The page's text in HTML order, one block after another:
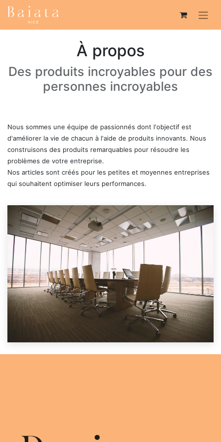
À propos
Des produits incroyables pour des
personnes incroyables
Nous sommes une équipe de passionnés dont l'objectif est
d'améliorer la vie de chacun à l'aide de produits innovants. Nous
construisons des produits remarquables pour résoudre les
problèmes de votre entreprise.
Nos articles sont créés pour les petites et moyennes entreprises
qui souhaitent optimiser leurs performances.